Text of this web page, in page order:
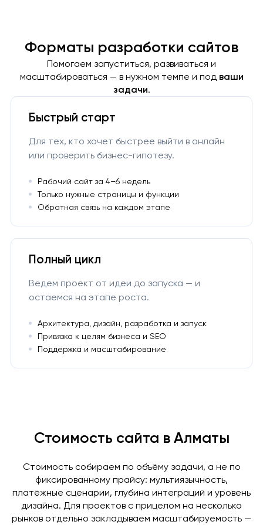
Форматы разработки сайтов
Помогаем запуститься, развиваться и
масштабироваться — в нужном темпе и под ваши
задачи.
Быстрый старт
Для тех, кто хочет быстрее выйти в онлайн
или проверить бизнес-гипотезу.
Рабочий сайт за 4–6 недель
Только нужные страницы и функции
Обратная связь на каждом этапе
Полный цикл
Ведем проект от идеи до запуска — и
остаемся на этапе роста.
Архитектура, дизайн, разработка и запуск
Привязка к целям бизнеса и SEO
Поддержка и масштабирование
Стоимость сайта в Алматы
Стоимость собираем по объёму задачи, а не по
фиксированному прайсу: мультиязычность,
платёжные сценарии, глубина интеграций и уровень
дизайна. Для проектов с прицелом на несколько
рынков отдельно закладываем масштабируемость —